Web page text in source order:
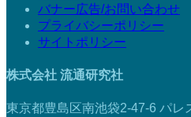
バナー広告/お問い合わせ
プライバシーポリシー
サイトポリシー
株式会社 流通研究社
東京都豊島区南池袋2-47-6 パレ